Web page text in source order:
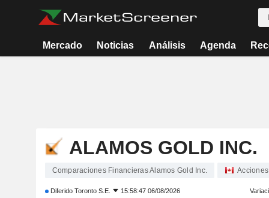
Mercado Noticias Análisis Agenda
ALAMOS GOLD INC.
Comparaciones Financieras Alamos Gold Inc. Acciones
Diferido Toronto S.E. 15:58:47 06/08/2026